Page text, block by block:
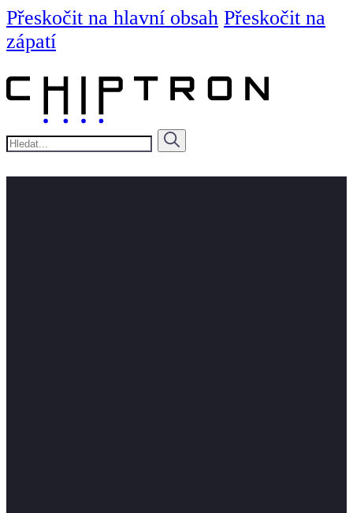
Přeskočit na hlavní obsah Přeskočit na
zápatí
Hledat